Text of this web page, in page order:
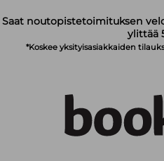
Saat noutopistetoimituksen
ylittää
*Koskee yksityisasiakkaiden